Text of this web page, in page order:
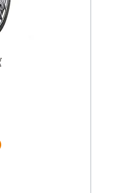
Mehr Informationen zum